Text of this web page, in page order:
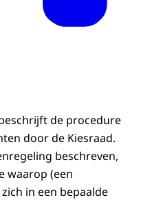
de procedure
door de Kiesraad.
beschreven,
waarop (een
in een bepaalde